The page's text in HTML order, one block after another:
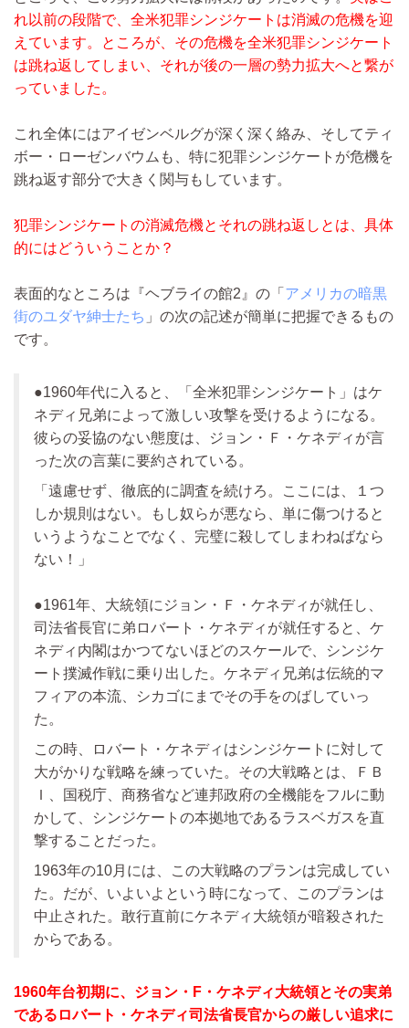
れ以前の段階で、全米犯罪シンジケートは消滅の危機を迎
えています。ところが、その危機を全米犯罪シンジケート
は跳ね返してしまい、それが後の一層の勢力拡大へと繋が
っていました。
これ全体にはアイゼンベルグが深く深く絡み、そしてティ
ボー・ローゼンバウムも、特に犯罪シンジケートが危機を
跳ね返す部分で大きく関与もしています。
犯罪シンジケートの消滅危機とそれの跳ね返しとは、具体
的にはどういうことか？
表面的なところは『ヘブライの館2』の「 アメリカの暗黒
街のユダヤ紳士たち 」の次の記述が簡単に把握できるもの
です。
●1960年代に入ると、「全米犯罪シンジケート」はケ
ネディ兄弟によって激しい攻撃を受けるようになる。
彼らの妥協のない態度は、ジョン・Ｆ・ケネディが言
った次の言葉に要約されている。
「遠慮せず、徹底的に調査を続けろ。ここには、１つ
しか規則はない。もし奴らが悪なら、単に傷つけると
いうようなことでなく、完璧に殺してしまわねばなら
ない！」
●1961年、大統領にジョン・Ｆ・ケネディが就任し、
司法省長官に弟ロバート・ケネディが就任すると、ケ
ネディ内閣はかつてないほどのスケールで、シンジケ
ート撲滅作戦に乗り出した。ケネディ兄弟は伝統的マ
フィアの本流、シカゴにまでその手をのばしていっ
た。
この時、ロバート・ケネディはシンジケートに対して
大がかりな戦略を練っていた。その大戦略とは、ＦＢ
Ｉ、国税庁、商務省など連邦政府の全機能をフルに動
かして、シンジケートの本拠地であるラスベガスを直
撃することだった。
1963年の10月には、この大戦略のプランは完成してい
た。だが、いよいよという時になって、このプランは
中止された。敢行直前にケネディ大統領が暗殺された
からである。
1960年台初期に、ジョン・F・ケネディ大統領とその実弟
であるロバート・ケネディ司法省長官からの厳しい追求に